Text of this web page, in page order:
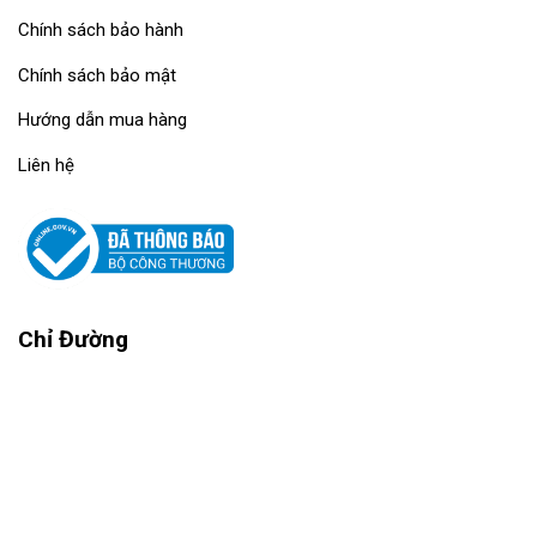
Chính sách bảo hành
Chính sách bảo mật
Hướng dẫn mua hàng
Liên hệ
Chỉ Đường